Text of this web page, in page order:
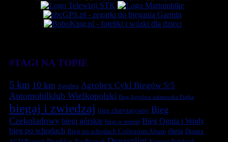
#TAGI NA TOPIE
5 km 10 km Agrobex Agrobex Cykl Biegów 5/5
Automobilklub Wielkopolski Bieg Agrobex zalasewska Piątka
biegaj i zwiedzaj bieg charytatywny Bieg
Czekoladowy biegi górskie biegi w terenie Bieg Ognia i Wody
bieg po schodach Bieg po schodach Collegium Altum dieta Domix